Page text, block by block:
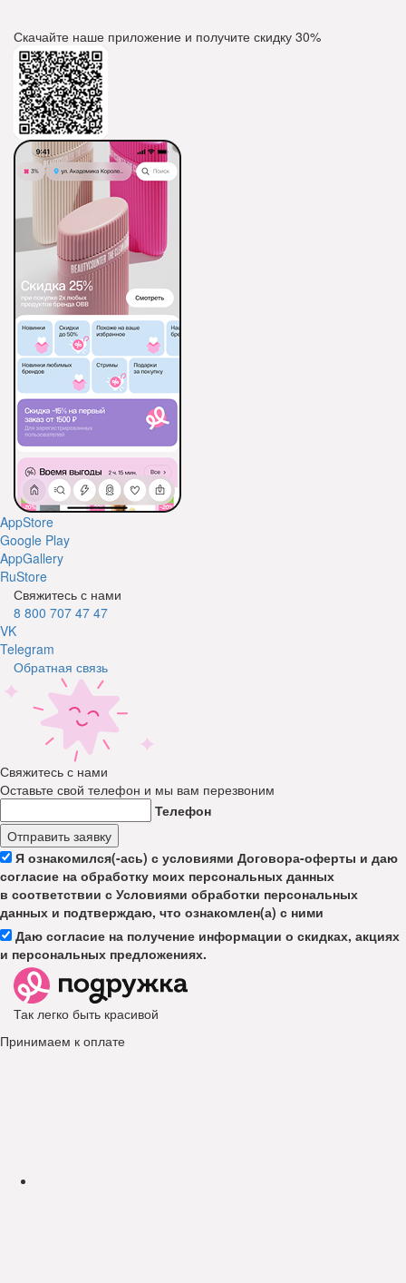
Скачайте наше приложение и получите скидку 30%
AppStore
Google Play
AppGallery
RuStore
Свяжитесь с нами
8 800 707 47 47
VK
Telegram
Обратная связь
Свяжитесь с нами
Оставьте свой телефон и мы вам перезвоним
Телефон
Отправить заявку
Я ознакомился(-ась) с условиями Договора-оферты и даю
согласие на обработку моих персональных данных
в соответствии с Условиями обработки персональных
данных и подтверждаю, что ознакомлен(а) с ними
Даю согласие на получение информации о скидках, акциях
и персональных предложениях.
Так легко быть красивой
Принимаем к оплате